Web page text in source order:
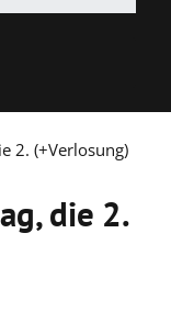
2. (+Verlosung)
die 2.